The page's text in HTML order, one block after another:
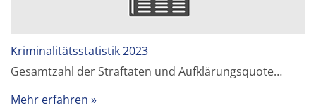
Kriminalitätsstatistik 2023
Gesamtzahl der Straftaten und Aufklärungsquote…
Mehr erfahren